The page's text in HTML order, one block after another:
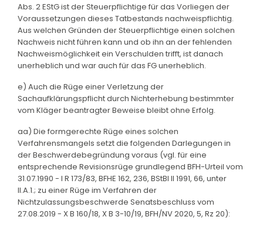
Abs. 2 EStG ist der Steuerpflichtige für das Vorliegen der
Voraussetzungen dieses Tatbestands nachweispflichtig.
Aus welchen Gründen der Steuerpflichtige einen solchen
Nachweis nicht führen kann und ob ihn an der fehlenden
Nachweismöglichkeit ein Verschulden trifft, ist danach
unerheblich und war auch für das FG unerheblich.
e) Auch die Rüge einer Verletzung der
Sachaufklärungspflicht durch Nichterhebung bestimmter
vom Kläger beantragter Beweise bleibt ohne Erfolg.
aa) Die formgerechte Rüge eines solchen
Verfahrensmangels setzt die folgenden Darlegungen in
der Beschwerdebegründung voraus (vgl. für eine
entsprechende Revisionsrüge grundlegend BFH-Urteil vom
31.07.1990 - I R 173/83, BFHE 162, 236, BStBl II 1991, 66, unter
II.A.1.; zu einer Rüge im Verfahren der
Nichtzulassungsbeschwerde Senatsbeschluss vom
27.08.2019 - X B 160/18, X B 3-10/19, BFH/NV 2020, 5, Rz 20):